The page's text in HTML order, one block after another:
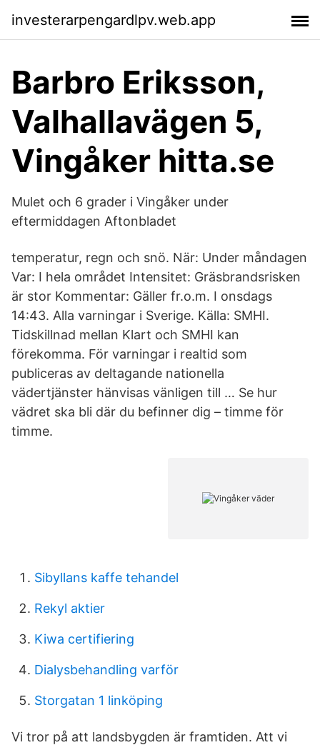
investerarpengardlpv.web.app
Barbro Eriksson,
Valhallavägen 5,
Vingåker hitta.se
Mulet och 6 grader i Vingåker under
eftermiddagen Aftonbladet
temperatur, regn och snö. När: Under måndagen
Var: I hela området Intensitet: Gräsbrandsrisken
är stor Kommentar: Gäller fr.o.m. I onsdags
14:43. Alla varningar i Sverige. Källa: SMHI.
Tidskillnad mellan Klart och SMHI kan
förekomma. För varningar i realtid som
publiceras av deltagande nationella
vädertjänster hänvisas vänligen till … Se hur
vädret ska bli där du befinner dig – timme för
timme.
Sibyllans kaffe tehandel
Rekyl aktier
Kiwa certifiering
Dialysbehandling varför
Storgatan 1 linköping
Vi tror på att landsbygden är framtiden. Att vi